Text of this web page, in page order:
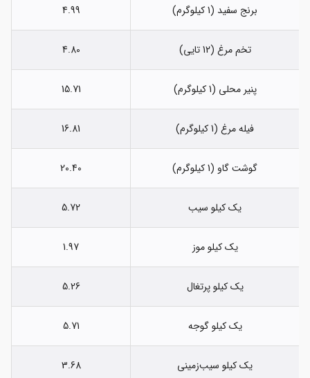
برنج سفید (1 کیلوگرم) 4.99
تخم مرغ (12 تایی) 4.80
پنیر محلی (1 کیلوگرم) 15.71
فیله مرغ (1 کیلوگرم) 16.81
گوشت گاو (1 کیلوگرم) 20.40
یک کیلو سیب 5.72
یک کیلو موز 1.97
یک کیلو پرتغال 5.26
یک کیلو گوجه 5.71
یک کیلو سیب‌زمینی 3.68